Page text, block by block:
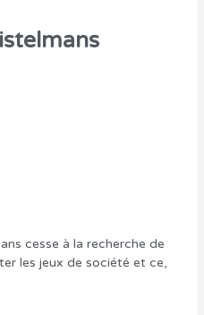
cesse à la recherche de
les jeux de société et ce,